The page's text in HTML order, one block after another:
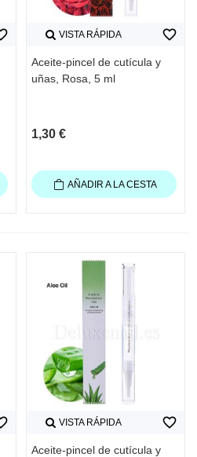
VISTA RÁPIDA
Aceite-pincel de cutícula y
uñas, Rosa, 5 ml
1,30 €
favorite_border
AÑADIR A LA CESTA
VISTA RÁPIDA
Aceite-pincel de cutícula y
favorite_border